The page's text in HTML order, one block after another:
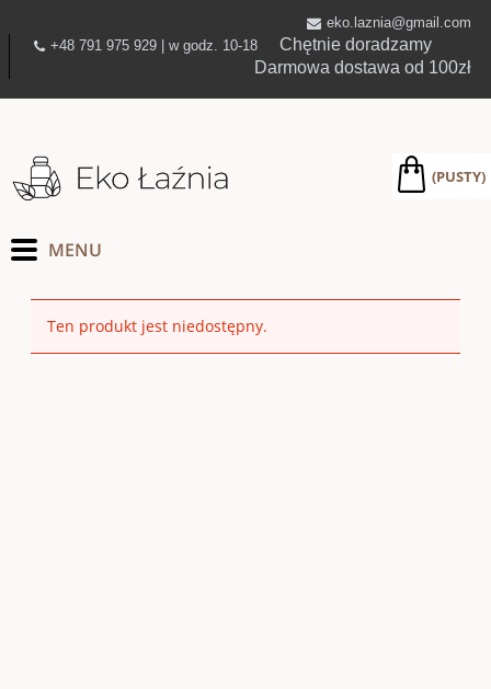
eko.laznia@gmail.com
+48 791 975 929 | w godz. 10-18 Chętnie doradzamy
Darmowa dostawa od 100zł
(PUSTY)
Ten produkt jest niedostępny.